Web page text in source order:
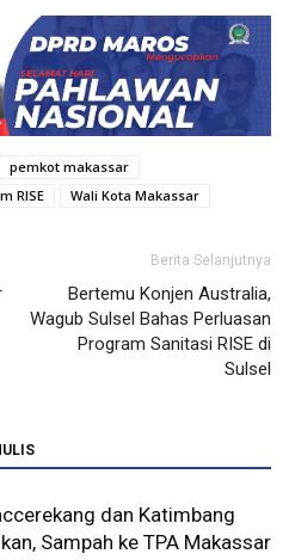
pemkot makassar
RISE Wali Kota Makassar
Berita Selanjutnya
Bertemu Konjen Australia,
Wagub Sulsel Bahas Perluasan
Program Sanitasi RISE di
Sulsel
dan Katimbang
Sampah ke TPA Makassar